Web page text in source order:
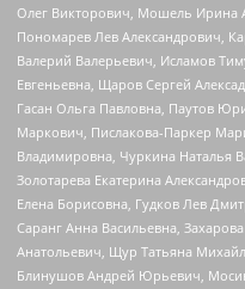
Олег Викторович, Мошель Ирина
Пономарев Лев Александрович,
Валерий Валерьевич, Исламов
Евгеньевна, Щаров Сергей
Гасан Ольга Павловна, Паутов
Маркович, Пислакова-Паркер
Владимировна, Чуркина Наталья
Золотарева Екатерина
Елена Борисовна, Гудков Лев
Саранг Анна Васильевна,
Анатольевич, Щур Татьяна
Блинушов Андрей Юрьевич,